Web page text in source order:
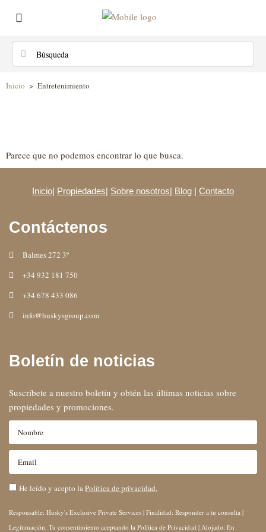
Inicio > Entretenimiento
Parece que no podemos encontrar lo que busca.
Inicio| Propiedades| Sobre nosotros| Blog | Contacto
Contáctenos
Balmes 272 3º
+34 932 181 750
+34 678 433 086
info@huskysgroup.com
Boletín de noticias
Suscríbete a nuestro boletín y obtén las últimas noticias sobre
propiedades y promociones.
He leído y acepto laPolítica de privacidad.
Responsable: Husky's Exclusive Private Services | Finalidad: Responder a tu consulta |
Legitimación: Tu consentimiento aceptando la Política de Privacidad | Alojado: En